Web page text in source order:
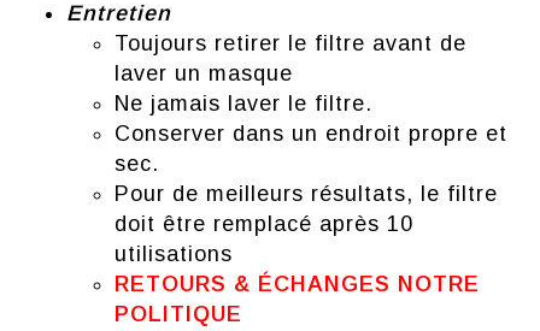
Entretien
Toujours retirer le filtre avant de
laver un masque
Ne jamais laver le filtre.
Conserver dans un endroit propre et
sec.
Pour de meilleurs résultats, le filtre
doit être remplacé après 10
utilisations
RETOURS & ÉCHANGES NOTRE
POLITIQUE